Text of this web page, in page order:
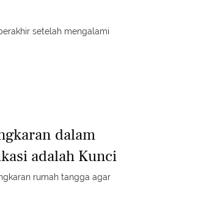
setelah mengalami
dalam
adalah Kunci
rumah tangga agar